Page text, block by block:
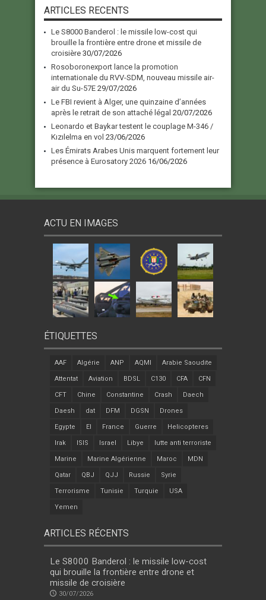
ARTICLES RECENTS
Le S8000 Banderol : le missile low-cost qui
brouille la frontière entre drone et missile de
croisière 30/07/2026
Rosoboronexport lance la promotion
internationale du RVV-SDM, nouveau missile air-
air du Su-57E 29/07/2026
Le FBI revient à Alger, une quinzaine d’années
après le retrait de son attaché légal 20/07/2026
Leonardo et Baykar testent le couplage M-346 /
Kızılelma en vol 23/06/2026
Les Émirats Arabes Unis marquent fortement leur
présence à Eurosatory 2026 16/06/2026
ACTU EN IMAGES
ÉTIQUETTES
AAF Algérie ANP AQMI Arabie Saoudite
Attentat Aviation BDSL C130 CFA CFN
CFT Chine Constantine Crash Daech
Daesh dat DFM DGSN Drones
Egypte EI France Guerre Helicopteres
Irak ISIS Israel Libye lutte anti terroriste
Marine Marine Algérienne Maroc MDN
Qatar QBJ QJJ Russie Syrie
Terrorisme Tunisie Turquie USA
Yemen
ARTICLES RÉCENTS
Le S8000 Banderol : le missile low-cost
qui brouille la frontière entre drone et
missile de croisière
30/07/2026